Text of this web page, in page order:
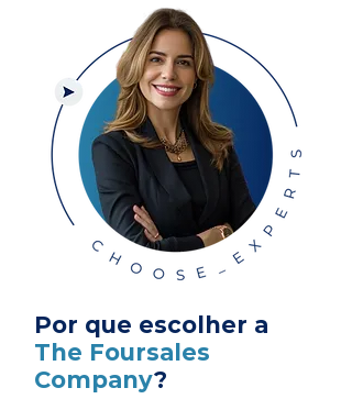
Por que escolher a
The Foursales
Company?